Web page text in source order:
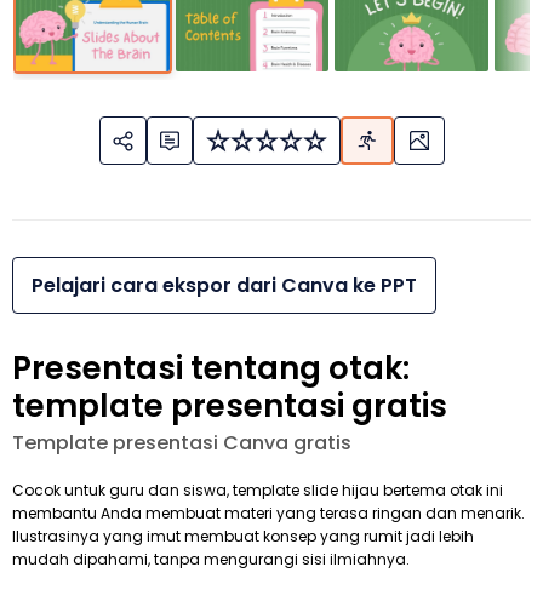
Pelajari cara ekspor dari Canva ke PPT
Presentasi tentang otak:
template presentasi gratis
Template presentasi Canva gratis
Cocok untuk guru dan siswa, template slide hijau bertema otak ini
membantu Anda membuat materi yang terasa ringan dan menarik.
Ilustrasinya yang imut membuat konsep yang rumit jadi lebih
mudah dipahami, tanpa mengurangi sisi ilmiahnya.